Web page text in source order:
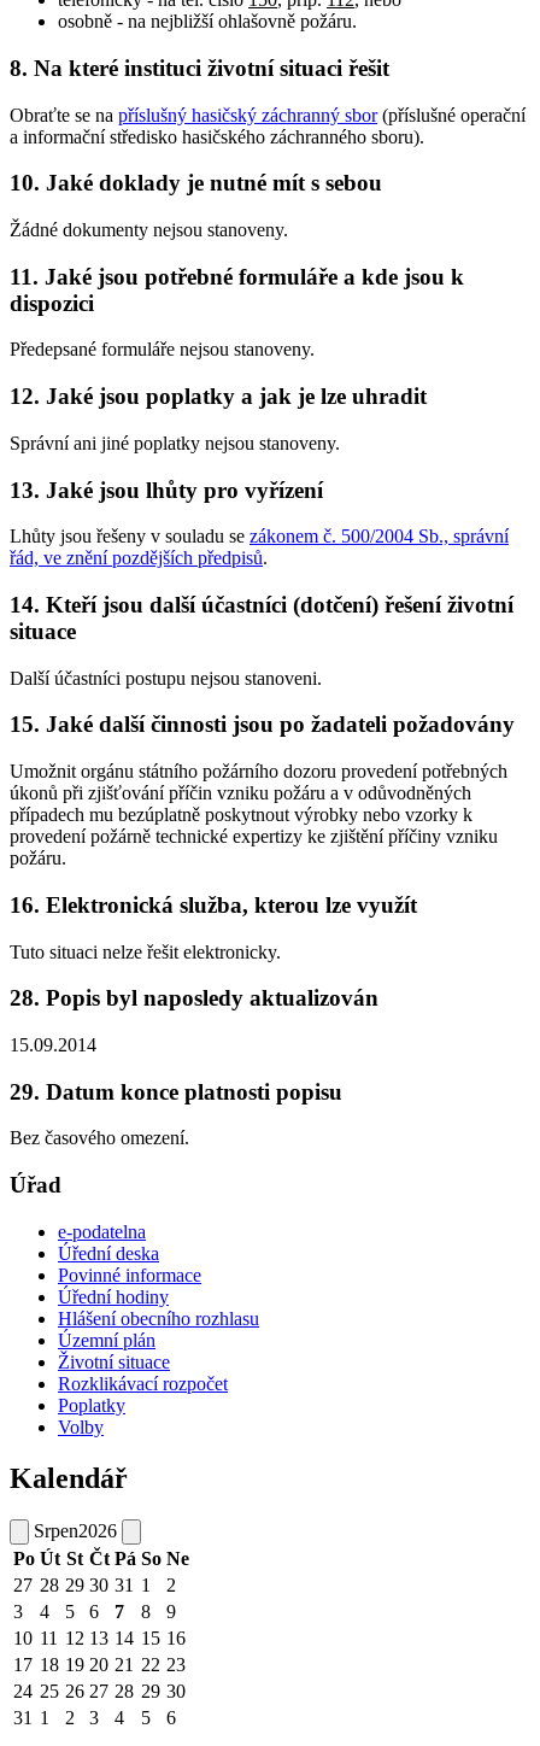
osobně - na nejbližší ohlašovně požáru.
8. Na které instituci životní situaci řešit
Obraťte se na příslušný hasičský záchranný sbor(příslušné operační
a informační středisko hasičského záchranného sboru).
10. Jaké doklady je nutné mít s sebou
Žádné dokumenty nejsou stanoveny.
11. Jaké jsou potřebné formuláře a kde jsou k
dispozici
Předepsané formuláře nejsou stanoveny.
12. Jaké jsou poplatky a jak je lze uhradit
Správní ani jiné poplatky nejsou stanoveny.
13. Jaké jsou lhůty pro vyřízení
Lhůty jsou řešeny v souladu se zákonem č. 500/2004 Sb., správní
řád, ve znění pozdějších předpisů.
14. Kteří jsou další účastníci (dotčení) řešení životní
situace
Další účastníci postupu nejsou stanoveni.
15. Jaké další činnosti jsou po žadateli požadovány
Umožnit orgánu státního požárního dozoru provedení potřebných
úkonů při zjišťování příčin vzniku požáru a v odůvodněných
případech mu bezúplatně poskytnout výrobky nebo vzorky k
provedení požárně technické expertizy ke zjištění příčiny vzniku
požáru.
16. Elektronická služba, kterou lze využít
Tuto situaci nelze řešit elektronicky.
28. Popis byl naposledy aktualizován
15.09.2014
29. Datum konce platnosti popisu
Bez časového omezení.
Úřad
e-podatelna
Úřední deska
Povinné informace
Úřední hodiny
Hlášení obecního rozhlasu
Územní plán
Životní situace
Rozklikávací rozpočet
Poplatky
Volby
Kalendář
Srpen2026
Po Út St Čt Pá So Ne
27 28 29 30 31 1
2
3
4 5 6 7 8
9
10 11 12 13 14 15 16
17 18 19 20 21 22 23
24 25 26 27 28 29 30
31 1 2 3 4 5 6